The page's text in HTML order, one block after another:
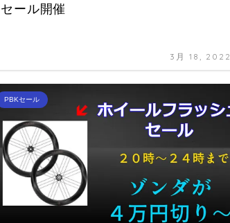
セール開催
3月 18, 2022
PBKセール